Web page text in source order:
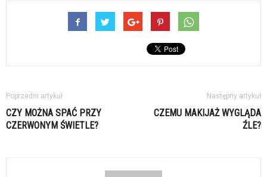
Poprzedni artykuł
CZY MOŻNA SPAĆ PRZY
CZERWONYM ŚWIETLE?
Następny artykuł
CZEMU MAKIJAŻ WYGLĄDA
ŹLE?